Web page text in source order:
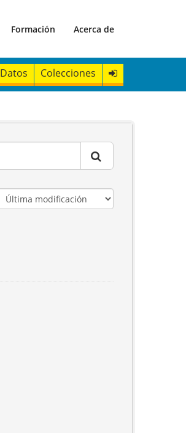
Formación Acerca de
Datos Colecciones